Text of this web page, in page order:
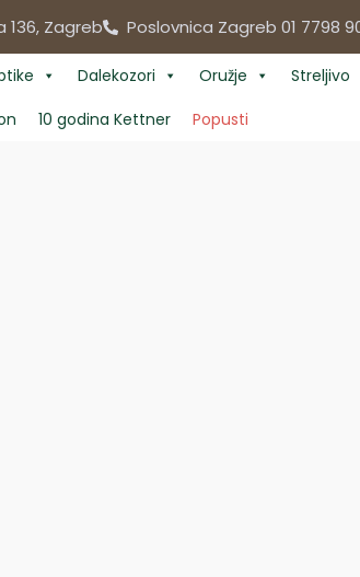
136, Zagreb Poslovnica Zagreb 01 7798
Dalekozori Oružje Streljivo
10 godina Kettner Popusti